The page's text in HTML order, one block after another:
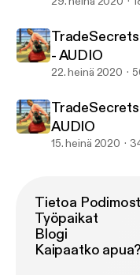
- AUDIO
22. heinä 2020
AUDIO
15. heinä 2020
Tietoa
Työpaikat
Blogi
Kaipaatko apua?